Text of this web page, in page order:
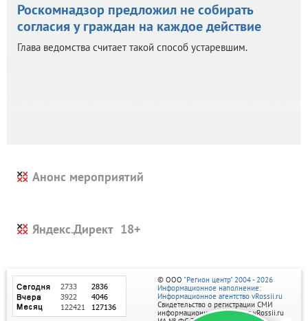
Роскомнадзор предложил не собирать
согласия у граждан на каждое действие
Глава ведомства считает такой способ устаревшим.
Анонс мероприятий
Яндекс.Директ
© ООО "Регион центр" 2004 - 2026
Информационное наполнение:
Информационное агентство vRossii.ru
Свидетельство о регистрации СМИ
информационного агентства vRossii.ru